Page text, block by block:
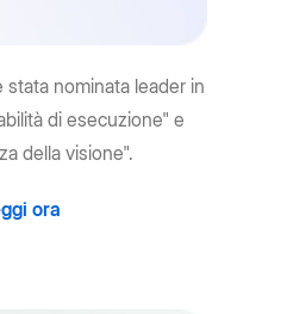
nominata leader in
di esecuzione" e
della visione".
ora